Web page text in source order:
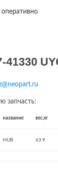
оперативно
41330
запчасть:
название вес,кг
HUB 63.9